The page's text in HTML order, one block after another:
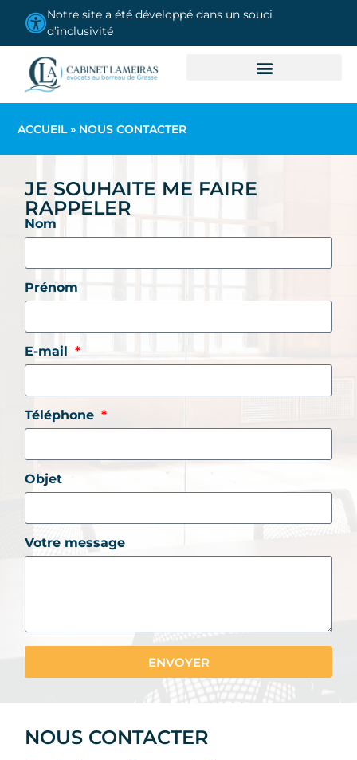
principalNotre site a été développé dans un souci
d’inclusivité
ACCUEIL» NOUS CONTACTER
NOUS CONTACTER
JE SOUHAITE ME FAIRE
RAPPELER
Nom
Prénom
E-mail
Téléphone
Objet
Votre message
ENVOYER